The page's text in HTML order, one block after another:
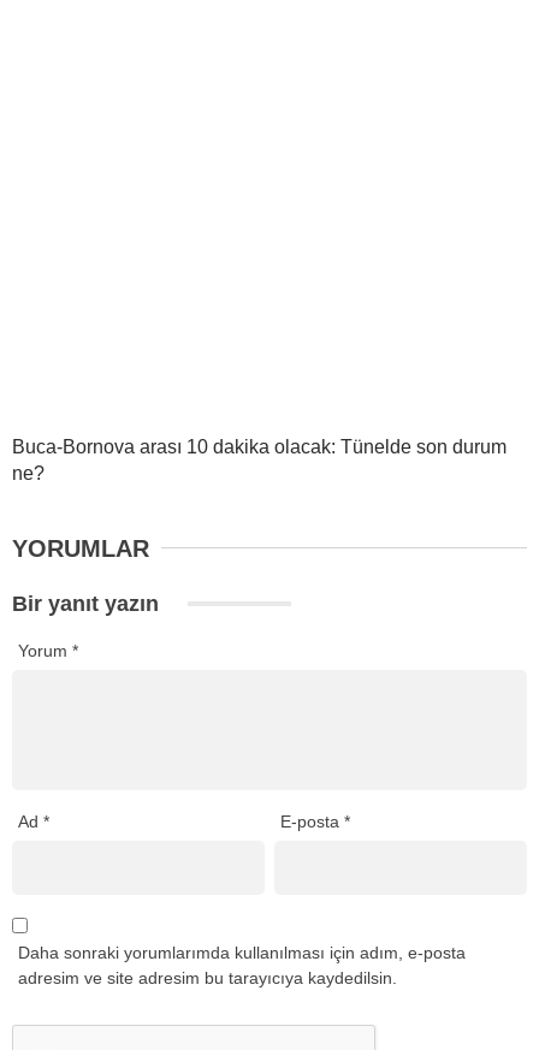
Buca-Bornova arası 10 dakika olacak: Tünelde son durum
ne?
YORUMLAR
Bir yanıt yazın
Yorum *
Ad * E-posta*
Daha sonraki yorumlarımda kullanılması için adım, e-posta
adresim ve site adresim bu tarayıcıya kaydedilsin.